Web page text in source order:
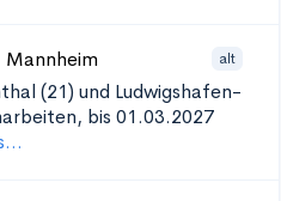
Mannheim alt
(21) und Ludwigshafen-
bis 01.03.2027